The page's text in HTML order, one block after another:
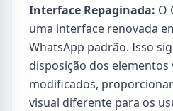
Interface Repaginada: O
uma interface renovada
WhatsApp padrão. Isso
disposição dos elementos
modificados,
visual diferente para os